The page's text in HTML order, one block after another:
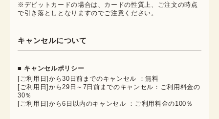
※デビットカードの場合は、カードの性質上、ご注文の時点
で引き落としとなりますのでご注意ください。
キャンセルについて
■ キャンセルポリシー
[ご利用日]から30日前までのキャンセル ：無料
[ご利用日]から29日～7日前までのキャンセル：ご利用料金の
30％
[ご利用日]から6日以内のキャンセル ：ご利用料金の100％